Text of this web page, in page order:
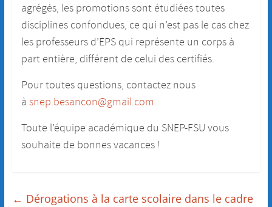
agrégés, les promotions sont étudiées toutes
disciplines confondues, ce qui n’est pas le cas chez
les professeurs d’EPS qui représente un corps à
part entière, différent de celui des certifiés.
Pour toutes questions, contactez nous
à snep.besancon@gmail.com
Toute l’équipe académique du SNEP-FSU vous
souhaite de bonnes vacances !
← Dérogations à la carte scolaire dans le cadre